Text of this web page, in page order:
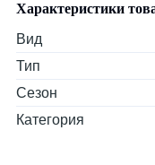
Характеристики
Вид
Тип
Сезон
Категория